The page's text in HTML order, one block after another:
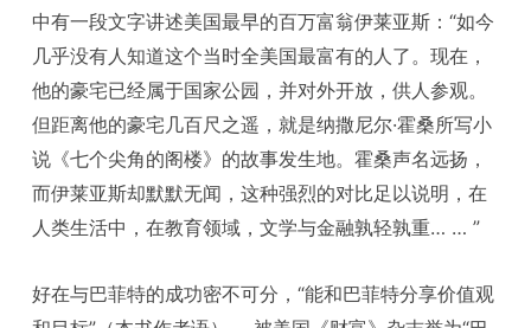
中有一段文字讲述美国最早的百万富翁伊莱亚斯：“如今
几乎没有人知道这个当时全美国最富有的人了。现在，
他的豪宅已经属于国家公园，并对外开放，供人参观。
但距离他的豪宅几百尺之遥，就是纳撒尼尔·霍桑所写小
说《七个尖角的阁楼》的故事发生地。霍桑声名远扬，
而伊莱亚斯却默默无闻，这种强烈的对比足以说明，在
人类生活中，在教育领域，文学与金融孰轻孰重… … ”
好在与巴菲特的成功密不可分，“能和巴菲特分享价值观